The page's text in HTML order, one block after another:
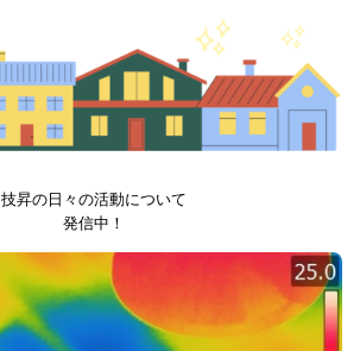
技昇の日々の活動について
発信中！